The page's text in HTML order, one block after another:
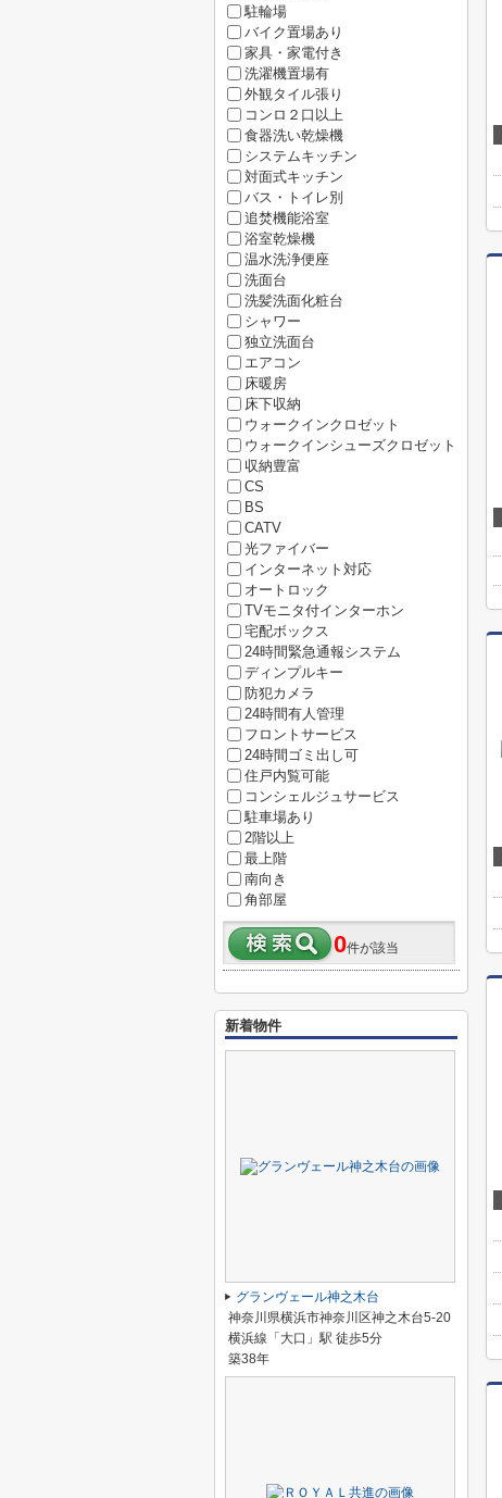
駐輪場
バイク置場あり
家具・家電付き
洗濯機置場有
外観タイル張り
コンロ２口以上
食器洗い乾燥機
システムキッチン
対面式キッチン
バス・トイレ別
追焚機能浴室
浴室乾燥機
温水洗浄便座
洗面台
洗髪洗面化粧台
シャワー
独立洗面台
エアコン
床暖房
床下収納
ウォークインクロゼット
ウォークインシューズクロゼット
収納豊富
CS
BS
CATV
光ファイバー
インターネット対応
オートロック
TVモニタ付インターホン
宅配ボックス
24時間緊急通報システム
ディンプルキー
防犯カメラ
24時間有人管理
フロントサービス
24時間ゴミ出し可
住戸内覧可能
コンシェルジュサービス
駐車場あり
2階以上
最上階
南向き
角部屋
0件が該当
新着物件
グランヴェール神之木台
神奈川県横浜市神奈川区神之木台5-20
横浜線「大口」駅 徒歩5分
築38年